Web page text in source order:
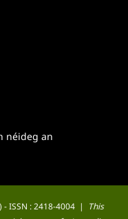
néideg an
ISSN : 2418-4004 |
This